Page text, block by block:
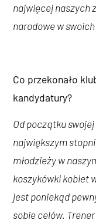
najwięcej naszych
narodowe w
Co przekonało
kandydatury?
Od początku
największym
młodzieży w
koszykówki kobiet
jest poniekąd
sobie celów.